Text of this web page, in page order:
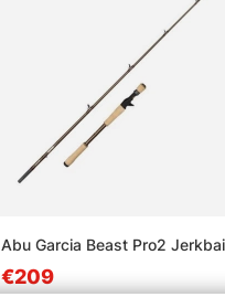
Abu Garcia Beast Pro2
€209